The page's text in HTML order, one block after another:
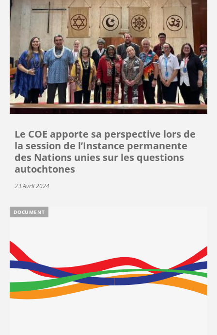
Le COE apporte sa perspective lors de
la session de l’Instance permanente
des Nations unies sur les questions
autochtones
23 Avril 2024
DOCUMENT